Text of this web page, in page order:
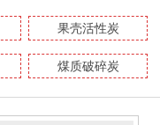
果壳活性炭
煤质破碎炭